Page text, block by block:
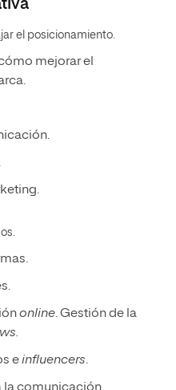
el posicionamiento.
mejorar el
online. Gestión de la
einfluencers.